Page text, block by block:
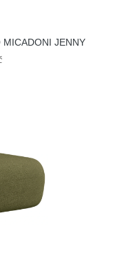
JENNY